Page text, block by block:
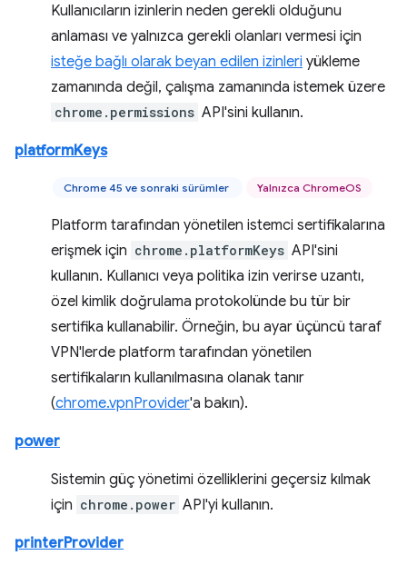
Kullanıcıların izinlerin neden gerekli olduğunu
anlaması ve yalnızca gerekli olanları vermesi için
isteğe bağlı olarak beyan edilen izinleri yükleme
zamanında değil, çalışma zamanında istemek üzere
chrome.permissions API'sini kullanın.
platformKeys
Chrome 45 ve sonraki sürümler Yalnızca ChromeOS
Platform tarafından yönetilen istemci sertifikalarına
erişmek için chrome.platformKeys API'sini
kullanın. Kullanıcı veya politika izin verirse uzantı,
özel kimlik doğrulama protokolünde bu tür bir
sertifika kullanabilir. Örneğin, bu ayar üçüncü taraf
VPN'lerde platform tarafından yönetilen
sertifikaların kullanılmasına olanak tanır
(chrome.vpnProvider'a bakın).
power
Sistemin güç yönetimi özelliklerini geçersiz kılmak
için chrome.power API'yi kullanın.
printerProvider